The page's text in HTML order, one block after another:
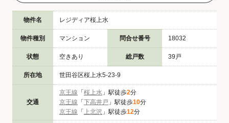
物件名 レジディア桜上水
物件種別 マンション 問合せ番号 18032
状態 空きあり 総戸数 39戸
所在地 世田谷区桜上水5-23-9
交通
京王線 「 桜上水 」駅徒歩2分
京王線 「 下高井戸 」駅徒歩10分
京王線 「 上北沢 」駅徒歩12分